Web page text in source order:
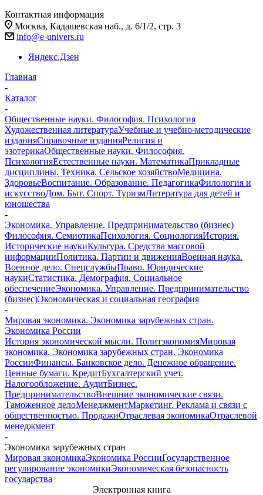
Контактная информация
Москва, Кадашевская наб., д. 6/1/2, стр. 3
info@e-univers.ru
Яндекс.Дзен
Главная
-
Каталог
-
Общественные науки. Философия. Психология
Художественная литератураУчебные и учебно-методические
изданияСправочные изданияРелигия и
эзотерикаОбщественные науки. Философия.
ПсихологияЕстественные науки. МатематикаПрикладные
дисциплины. Техника. Сельское хозяйствоМедицина.
ЗдоровьеВоспитание. Образование. ПедагогикаФилология и
искусствоДом. Быт. Спорт. ТуризмЛитература для детей и
юношества
-
Экономика. Управление. Предпринимательство (бизнес)
Философия. СемиотикаПсихология. СоциологияИстория.
Исторические наукиКультура. Средства массовой
информацииПолитика. Партии и движенияВоенная наука.
Военное дело. СпецслужбыПраво. Юридические
наукиСтатистика. Демография. Социальное
обеспечениеЭкономика. Управление. Предпринимательство
(бизнес)Экономическая и социальная география
-
Мировая экономика. Экономика зарубежных стран.
Экономика России
История экономической мысли. ПолитэкономияМировая
экономика. Экономика зарубежных стран. Экономика
РоссииФинансы. Банковское дело. Денежное обращение.
Ценные бумаги. КредитБухгалтерский учет.
Налогообложение. АудитБизнес.
ПредпринимательствоВнешние экономические связи.
Таможенное делоМенеджментМаркетинг. Реклама и связи с
общественностью. ПродажиОтраслевая экономикаОтраслевой
менеджмент
-
Экономика зарубежных стран
Мировая экономикаЭкономика РоссииГосударственное
регулирование экономикиЭкономическая безопасность
государства
Электронная книга